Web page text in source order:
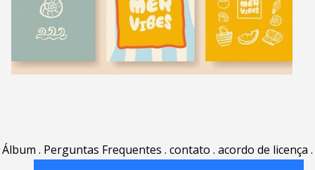
Álbum . Perguntas Frequentes . contato . acordo de licença .